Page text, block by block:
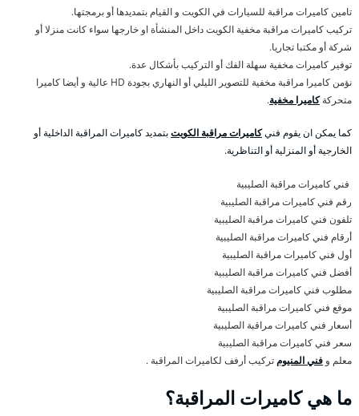
تامين كاميرات مراقبة للسيارات في الكويت و القيام بتمديدها أو برمجتها.
تركيب كاميرات مراقبة مخفية الكويت داخل المنشأة او خارجها سواء كانت منزلا أو
شركة أو مكتبا تجاريا.
توفير كاميرات مخفية سهلة الفك أو التركيب بأشكال عدة.
نؤمن كاميرا مراقبة مخفية للتصوير الليلي أو النهاري بجودة HD عالية و أيضا كاميرا
متحركةكاميرا مخفية.
كما يمكن ان يقوم فنيكاميرات مراقبة الكويتبتمديد كاميرات المراقبة الداخلية أو
الخارجية أو المنزلية أو التناظرية.
فني كاميرات مراقبة الصليبية
رقم فني كاميرات مراقبة الصليبية
تلفون فني كاميرات مراقبة الصليبية
أرقام فني كاميرات مراقبة الصليبية
أول فني كاميرات مراقبة الصليبية
أفضل فني كاميرات مراقبة الصليبية
مطلوب فني كاميرات مراقبة الصليبية
موقع فني كاميرات مراقبة الصليبية
أسعار فني كاميرات مراقبة الصليبية
سعر فني كاميرات مراقبة الصليبية
معلم و فني المنيومتركيب أرفف لكاميرات المراقبة .
ما هي كاميرات المراقبة؟